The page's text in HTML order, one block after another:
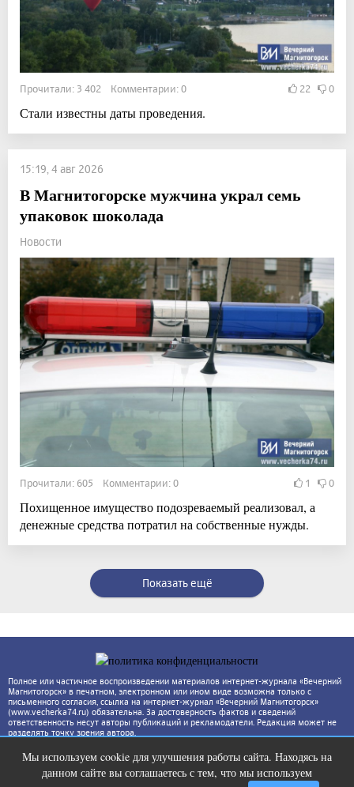
Прочитали: 3 402 Комментарии: 0 22 0
Стали известны даты проведения.
15:19, 4 авг 2026
В Магнитогорске мужчина украл семь
упаковок шоколада
Новости
Прочитали: 605 Комментарии: 0 1 0
Похищенное имущество подозреваемый реализовал, а
денежные средства потратил на собственные нужды.
Показать ещё
Полное или частичное воспроизведении материалов интернет-журнала «Вечерний
Магнитогорск» в печатном, электронном или ином виде возможна только с
письменного согласия, ссылка на интернет-журнал «Вечерний Магнитогорск»
(www.vecherka74.ru) обязательна. За достоверность фактов и сведений
ответственность несут авторы публикаций и рекламодатели. Редакция может не
разделять точку зрения автора.
Мы используем cookie для улучшения работы сайта. Находясь на
данном сайте вы соглашаетесь с тем, что мы используем
Ржу не переставая, это видео
пересмотришь не раз